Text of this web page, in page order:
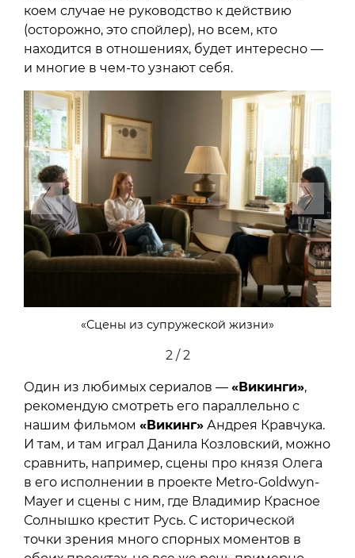
коем случае не руководство к действию
(осторожно, это спойлер), но всем, кто
находится в отношениях, будет интересно —
и многие в чем-то узнают себя.
«Сцены из супружеской жизни»
Previous Next
2 / 2
Один из любимых сериалов — «Викинги»,
рекомендую смотреть его параллельно с
нашим фильмом «Викинг» Андрея Кравчука.
И там, и там играл Данила Козловский, можно
сравнить, например, сцены про князя Олега
в его исполнении в проекте Metro-Goldwyn-
Mayer и сцены с ним, где Владимир Красное
Солнышко крестит Русь. С исторической
точки зрения много спорных моментов в